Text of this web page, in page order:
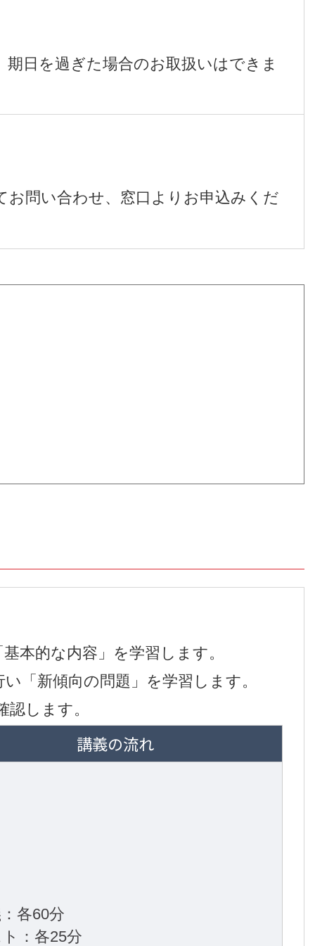
日を過ぎた場合のお取扱いはできま
お問い合わせ、窓口よりお申込みくだ
本的な内容」を学習します。
「新傾向の問題」を学習します。
します。
講義の流れ
：各60分
ト：各25分